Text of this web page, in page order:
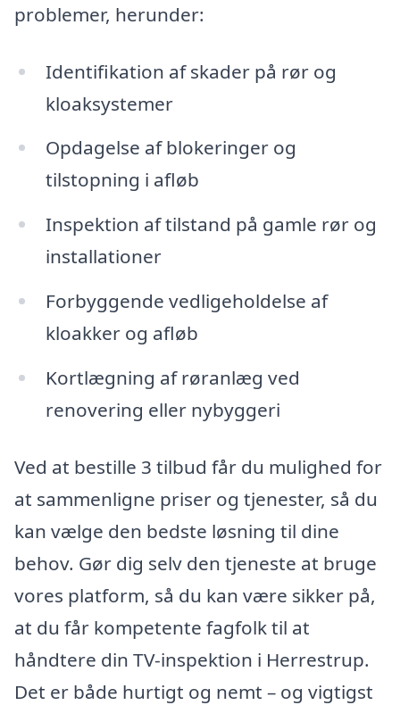
problemer, herunder:
Identifikation af skader på rør og
kloaksystemer
Opdagelse af blokeringer og
tilstopning i afløb
Inspektion af tilstand på gamle rør og
installationer
Forbyggende vedligeholdelse af
kloakker og afløb
Kortlægning af røranlæg ved
renovering eller nybyggeri
Ved at bestille 3 tilbud får du mulighed for
at sammenligne priser og tjenester, så du
kan vælge den bedste løsning til dine
behov. Gør dig selv den tjeneste at bruge
vores platform, så du kan være sikker på,
at du får kompetente fagfolk til at
håndtere din TV-inspektion i Herrestrup.
Det er både hurtigt og nemt – og vigtigst